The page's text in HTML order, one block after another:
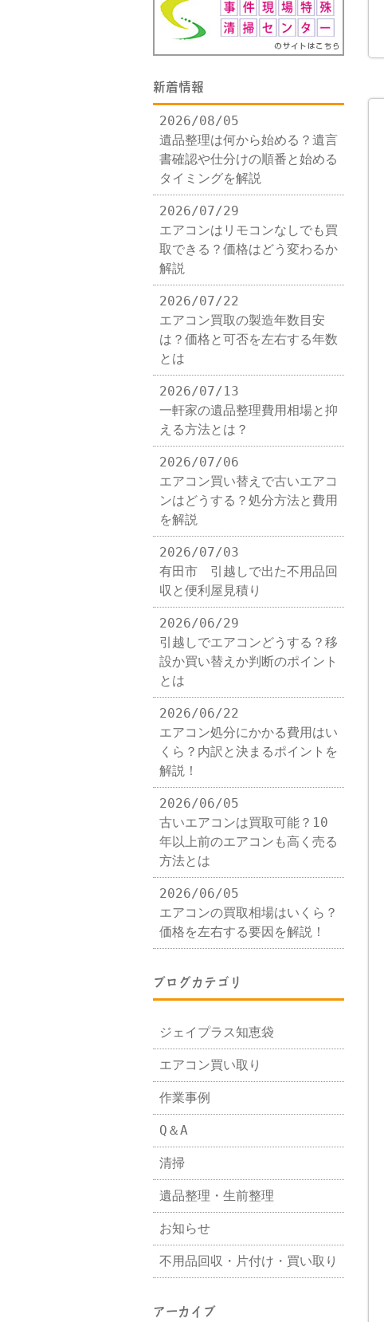
新着情報
2026/08/05
遺品整理は何から始める？遺言
書確認や仕分けの順番と始める
タイミングを解説
2026/07/29
エアコンはリモコンなしでも買
取できる？価格はどう変わるか
解説
2026/07/22
エアコン買取の製造年数目安
は？価格と可否を左右する年数
とは
2026/07/13
一軒家の遺品整理費用相場と抑
える方法とは？
2026/07/06
エアコン買い替えで古いエアコ
ンはどうする？処分方法と費用
を解説
2026/07/03
有田市 引越しで出た不用品回
収と便利屋見積り
2026/06/29
引越しでエアコンどうする？移
設か買い替えか判断のポイント
とは
2026/06/22
エアコン処分にかかる費用はい
くら？内訳と決まるポイントを
解説！
2026/06/05
古いエアコンは買取可能？10
年以上前のエアコンも高く売る
方法とは
2026/06/05
エアコンの買取相場はいくら？
価格を左右する要因を解説！
ブログカテゴリ
ジェイプラス知恵袋
エアコン買い取り
作業事例
Q＆A
清掃
遺品整理・生前整理
お知らせ
不用品回収・片付け・買い取り
アーカイブ